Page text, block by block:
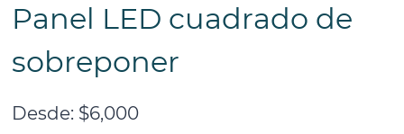
Panel LED cuadrado de
sobreponer
Desde: $6,000